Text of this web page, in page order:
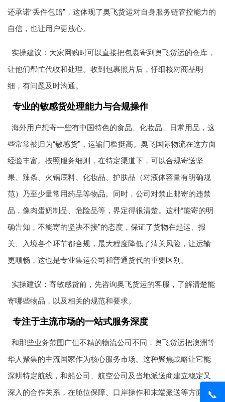
📞
还承诺“丢件包赔”，这体现了奥飞货运对自身服务链管控能力的
自信，也让用户更放心。
实操建议：大家网购时可以直接把包裹寄到奥飞货运的仓库，
让他们帮忙代收和处理。收到包裹照片后，仔细核对商品明
细，有问题及时沟通。
专业的敏感货处理能力与合规操作
海外用户想寄一些有中国特色的食品、化妆品、日常用品，这
些常常被归为“敏感货”，运输门槛挺高。奥飞国际物流在这方面
经验丰富。按照服务细则，在特定渠道下，可以合规寄送坚
果、辣条、火锅底料、化妆品、护肤品（对液体容量有明确规
范）乃至少量常用药品等物品。同时，公司对禁止邮寄的违禁
品，像肉蛋奶制品、危险品等，界定得很清楚。这种“能寄的明
确告知，不能寄的坚决不接”的态度，保证了货物在起运、报
关、入境各个环节都合规，最大程度降低了清关风险，让运输
更顺畅，这也是专业集运公司和普通货代的重要区别。
实操建议：寄敏感货前，先咨询奥飞货运的客服，了解清楚能
寄哪些物品，以及相关的规范和要求。
专注于主流市场的一站式服务深度
和那些业务范围广但不精的物流公司不同，奥飞货运把澳洲等
华人聚集的主流国家作为核心服务市场。这种聚焦战略让它能
深耕特定航线，和船公司、航空公司及当地派送商建立稳定又
深入的合作关系，在舱位保障、口岸操作和末端派送等方面优